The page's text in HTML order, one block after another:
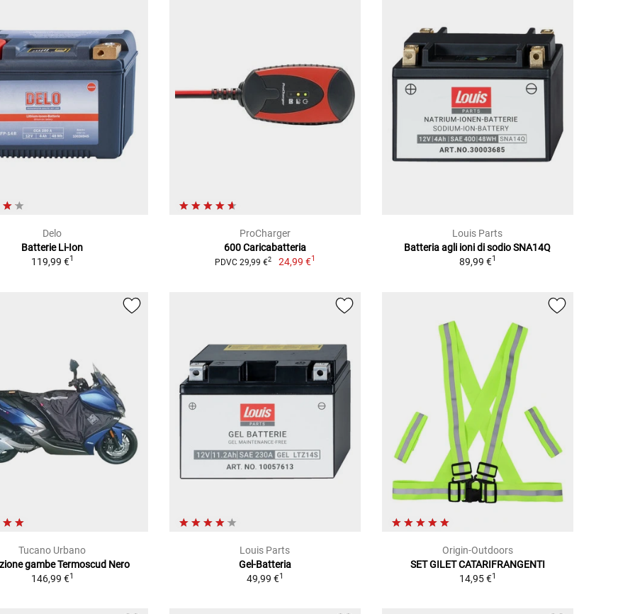
Delo
Batterie Li-Ion
119,99 €1
ProCharger
600 Caricabatteria
PDVC 29,99 €2 24,99 €1
Louis Parts
Batteria agli ioni di sodio SNA14Q
89,99 €1
Tucano Urbano
gambe Termoscud Nero
146,99 €1
Louis Parts
Gel-Batteria
49,99 €1
Origin-Outdoors
SET GILET CATARIFRANGENTI
14,95 €1